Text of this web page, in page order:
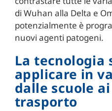
di Wuhan alla Delta e
potenzialmente è
nuovi agenti patogeni.
La tecnologia
applicare in
dalle scuole
trasporto